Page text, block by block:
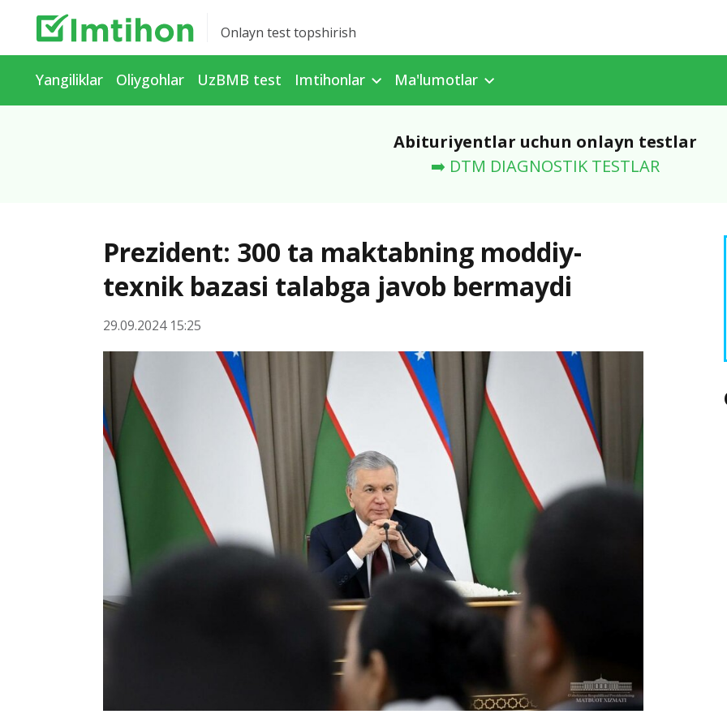
Onlayn test topshirish
Yangiliklar Oliygohlar UzBMB test Imtihonlar Ma'lumotlar
Abituriyentlar uchun onlayn testlar
➡️ DTM DIAGNOSTIK TESTLAR
Prezident: 300 ta maktabning moddiy-
texnik bazasi talabga javob bermaydi
29.09.2024 15:25